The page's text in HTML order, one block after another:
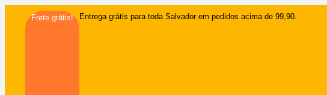
Frete grátis! Entrega grátis para toda Salvador em pedidos acima de 99,90.